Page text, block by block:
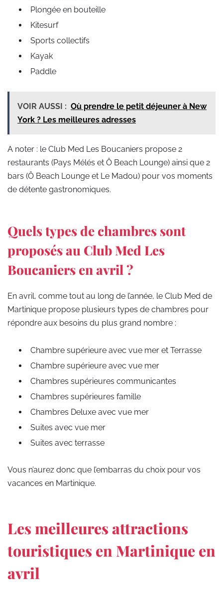
Plongée en bouteille
Kitesurf
Sports collectifs
Kayak
Paddle
VOIR AUSSI : Où prendre le petit déjeuner à New
York ? Les meilleures adresses
A noter : le Club Med Les Boucaniers propose 2
restaurants (Pays Mélés et Ô Beach Lounge) ainsi que 2
bars (Ô Beach Lounge et Le Madou) pour vos moments
de détente gastronomiques.
Quels types de chambres sont
proposés au Club Med Les
Boucaniers en avril ?
En avril, comme tout au long de l’année, le Club Med de
Martinique propose plusieurs types de chambres pour
répondre aux besoins du plus grand nombre :
Chambre supérieure avec vue mer et Terrasse
Chambre supérieure avec vue mer
Chambres supérieures communicantes
Chambres supérieures famille
Chambres Deluxe avec vue mer
Suites avec vue mer
Suites avec terrasse
Vous n’aurez donc que l’embarras du choix pour vos
vacances en Martinique.
Les meilleures attractions
touristiques en Martinique en
avril